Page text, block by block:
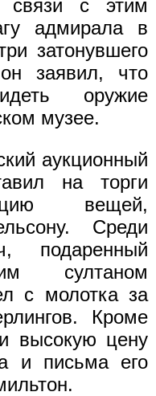
с этим
адмирала в
затонувшего
заявил, что
оружие
музее.
аукционный
на торги
вещей,
Среди
подаренный
султаном
с молотка за
Кроме
высокую цену
и письма его